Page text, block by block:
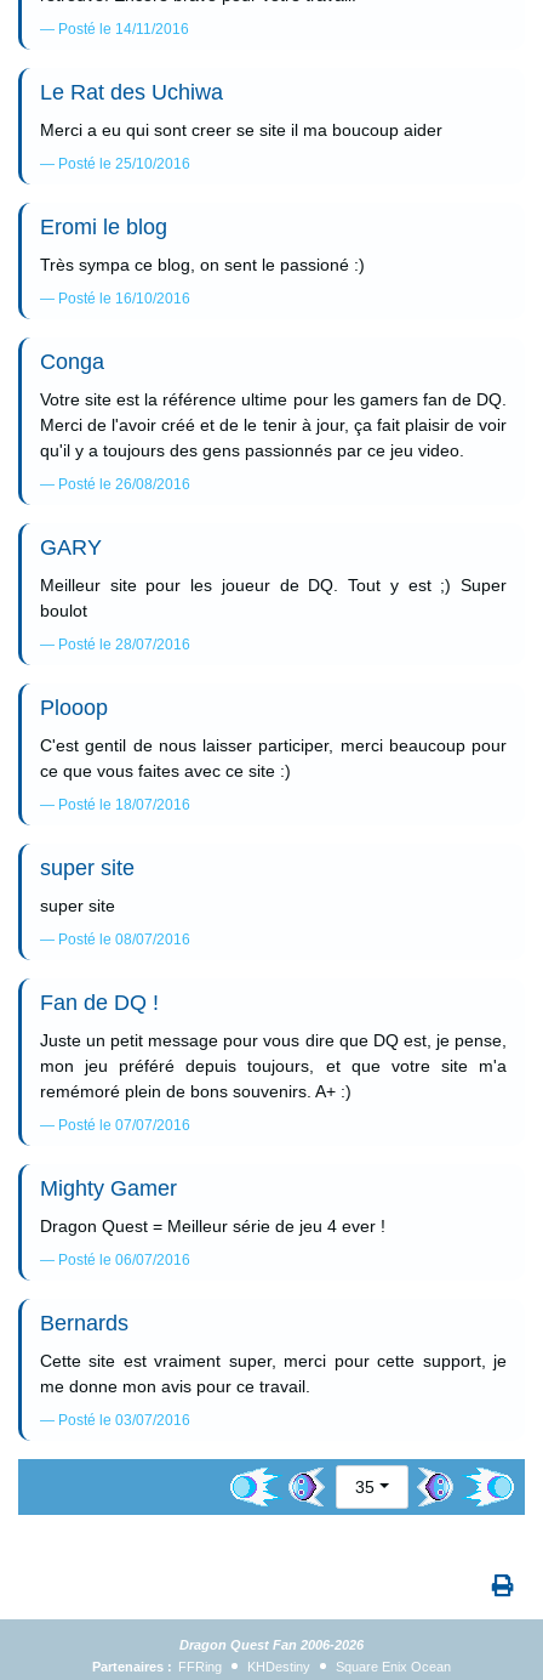
Posté le 14/11/2016
Le Rat des Uchiwa
Merci a eu qui sont creer se site il ma boucoup aider
Posté le 25/10/2016
Eromi le blog
Très sympa ce blog, on sent le passioné :)
Posté le 16/10/2016
Conga
Votre site est la référence ultime pour les gamers fan de DQ.
Merci de l'avoir créé et de le tenir à jour, ça fait plaisir de voir
qu'il y a toujours des gens passionnés par ce jeu video.
Posté le 26/08/2016
GARY
Meilleur site pour les joueur de DQ. Tout y est ;) Super
boulot
Posté le 28/07/2016
Plooop
C'est gentil de nous laisser participer, merci beaucoup pour
ce que vous faites avec ce site :)
Posté le 18/07/2016
super site
super site
Posté le 08/07/2016
Fan de DQ !
Juste un petit message pour vous dire que DQ est, je pense,
mon jeu préféré depuis toujours, et que votre site m'a
remémoré plein de bons souvenirs. A+ :)
Posté le 07/07/2016
Mighty Gamer
Dragon Quest = Meilleur série de jeu 4 ever !
Posté le 06/07/2016
Bernards
Cette site est vraiment super, merci pour cette support, je
me donne mon avis pour ce travail.
Posté le 03/07/2016
35
Dragon Quest Fan 2006-2026
Partenaires : FFRing KHDestiny
Square Enix Ocean